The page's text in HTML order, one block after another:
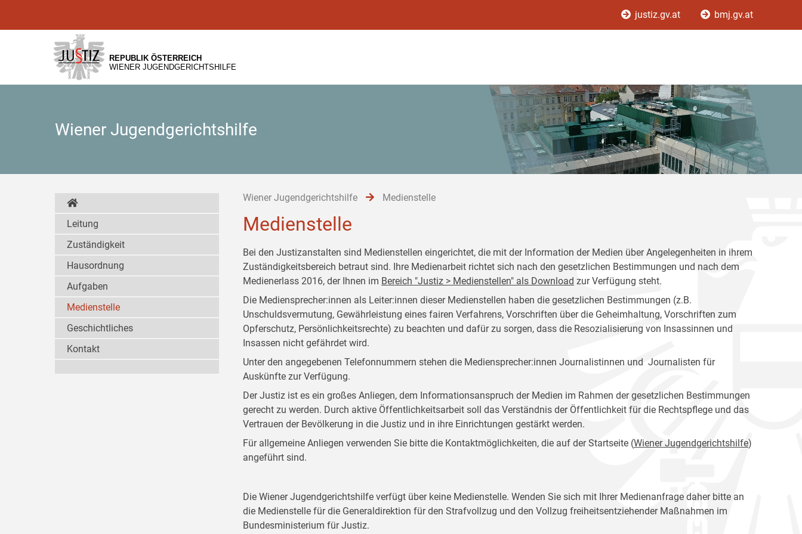
[1]
[2]
[3]
justiz.gv.at bmj.gv.at
REPUBLIK ÖSTERREICH
WIENER JUGENDGERICHTSHILFE
Wiener Jugendgerichtshilfe
Wiener Jugendgerichtshilfe Medienstelle
Medienstelle
Bei den Justizanstalten sind Medienstellen eingerichtet, die mit der Information der Medien über Angelegenheiten in ihrem
Zuständigkeitsbereich betraut sind. Ihre Medienarbeit richtet sich nach den gesetzlichen Bestimmungen und nach dem
Medienerlass 2016, der Ihnen im Bereich "Justiz > Medienstellen" als Download zur Verfügung steht.
Die Mediensprecher:innen als Leiter:innen dieser Medienstellen haben die gesetzlichen Bestimmungen (z.B.
Unschuldsvermutung, Gewährleistung eines fairen Verfahrens, Vorschriften über die Geheimhaltung, Vorschriften zum
Opferschutz, Persönlichkeitsrechte) zu beachten und dafür zu sorgen, dass die Resozialisierung von Insassinnen und
Insassen nicht gefährdet wird.
Unter den angegebenen Telefonnummern stehen die Mediensprecher:innen Journalistinnen und Journalisten für
Auskünfte zur Verfügung.
Der Justiz ist es ein großes Anliegen, dem Informationsanspruch der Medien im Rahmen der gesetzlichen Bestimmungen
gerecht zu werden. Durch aktive Öffentlichkeitsarbeit soll das Verständnis der Öffentlichkeit für die Rechtspflege und das
Vertrauen der Bevölkerung in die Justiz und in ihre Einrichtungen gestärkt werden.
Für allgemeine Anliegen verwenden Sie bitte die Kontaktmöglichkeiten, die auf der Startseite (Wiener Jugendgerichtshilfe)
angeführt sind.
Die Wiener Jugendgerichtshilfe verfügt über keine Medienstelle. Wenden Sie sich mit Ihrer Medienanfrage daher bitte an
die Medienstelle für die Generaldirektion für den Strafvollzug und den Vollzug freiheitsentziehender Maßnahmen im
Bundesministerium für Justiz.
Leitung
Zuständigkeit
Hausordnung
Aufgaben
Medienstelle
Geschichtliches
Kontakt